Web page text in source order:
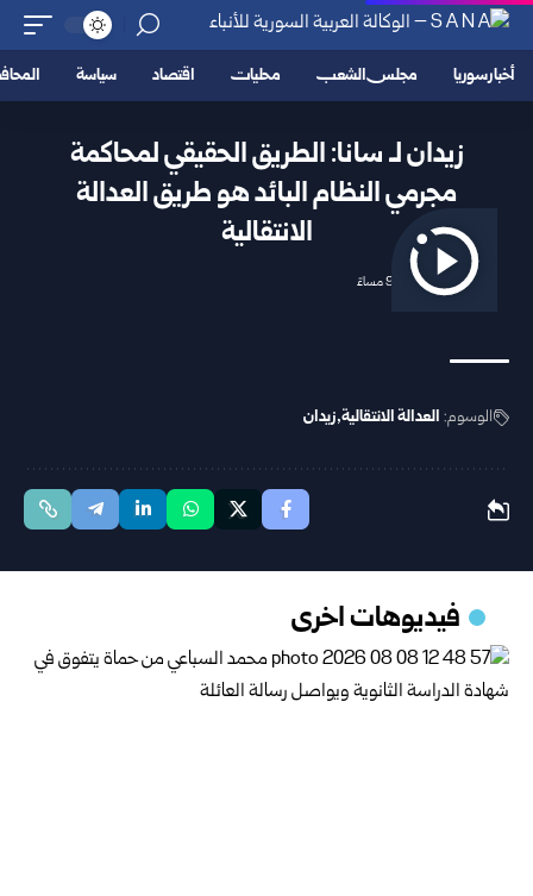
أخبار سوريا مجلس الشعب محليات اقتصاد سياسة
زيدان لـ سانا: الطريق الحقيقي لمحاكمة
مجرمي النظام البائد هو طريق العدالة
الانتقالية
2026/06/18 9:29 مساءً
الوسوم: العدالة الانتقالية زيدان
فيديوهات اخرى